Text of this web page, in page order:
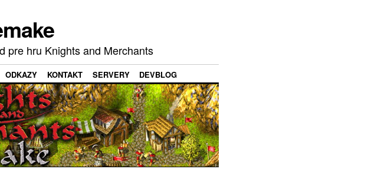
pre hru Knights and Merchants
ODKAZY KONTAKT SERVERY DEVBLOG